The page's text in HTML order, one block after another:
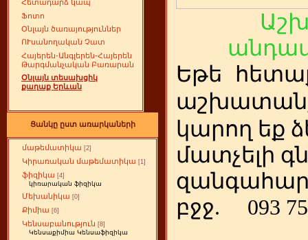
Հետադարձ կապ
Ֆոտո
Օնլայն ծառայություններ
ՈՒսանողական Չատ
Հայերեն-Անգլերեն-Հայերեն
Թարգմանչական Բառարան
Օնլայն տեսախցիկ
քաղաք Երևան
Ցանկը ըստ առարկաների
մաթեմատիկա [2]
Կիրառական մաթեմատիկա [1]
ֆիզիկա [4]
կիռարական ֆիզիկա
Մեխանիկա [0]
Քիմիա [6]
Կենսաբանություն [8]
Կենսաքիմիա Կենսաֆիզիկա
Եթե հ
կարող եք
մատչելի
բջջ.
093